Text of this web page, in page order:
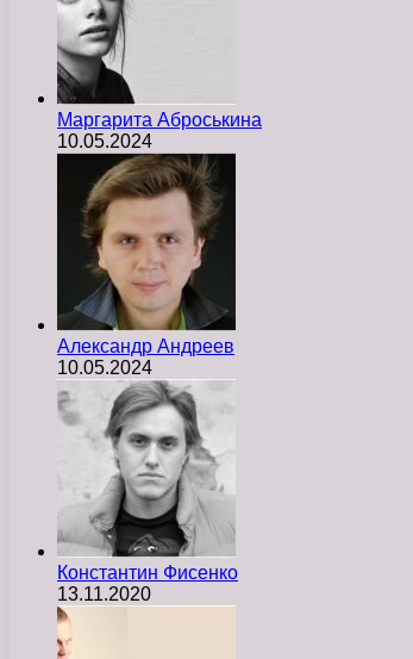
Маргарита Аброськина
10.05.2024
Александр Андреев
10.05.2024
Константин Фисенко
13.11.2020